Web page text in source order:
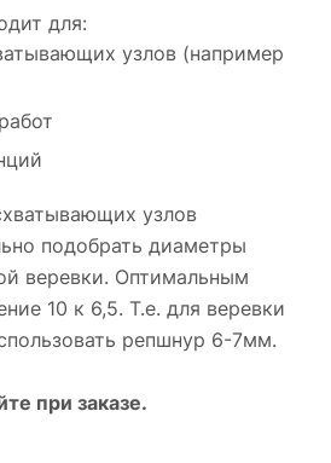
для:
узлов (например
узлов
подобрать диаметры
веревки. Оптимальным
10 к 6,5. Т.е. для веревки
репшнур 6-7мм.
при заказе.